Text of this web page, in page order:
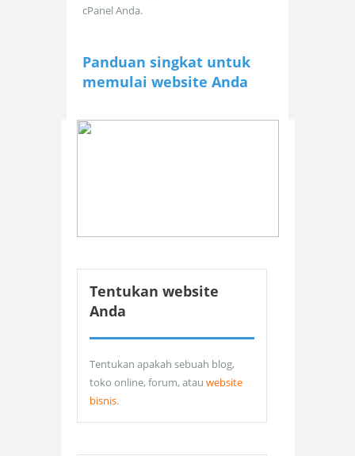
cPanel Anda.
Panduan singkat untuk
memulai website Anda
Tentukan website
Anda
Tentukan apakah sebuah blog,
toko online, forum, atau website
bisnis.